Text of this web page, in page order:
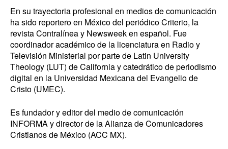
En su trayectoria profesional en medios de comunicación
ha sido reportero en México del periódico Criterio, la
revista Contralínea y Newsweek en español. Fue
coordinador académico de la licenciatura en Radio y
Televisión Ministerial por parte de Latin University
Theology (LUT) de California y catedrático de periodismo
digital en la Universidad Mexicana del Evangelio de
Cristo (UMEC).
Es fundador y editor del medio de comunicación
INFORMA y director de la Alianza de Comunicadores
Cristianos de México (ACC MX).